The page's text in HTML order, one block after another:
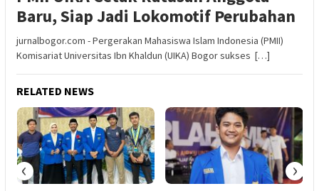
Baru, Siap Jadi Lokomotif Perubahan
jurnalbogor.com - Pergerakan Mahasiswa Islam Indonesia (PMII)
Komisariat Universitas Ibn Khaldun (UIKA) Bogor sukses […]
RELATED NEWS
‹ ›